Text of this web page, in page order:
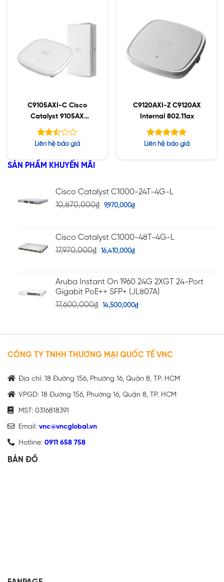
C9105AXI-C Cisco
Catalyst 9105AX
Series
Được
hạng
2.48
Liên hệ báo giá
C9120AXI-Z C9120AX
Internal 802.11ax
Được xếp
Liên hệ báo giá
SẢN PHẨM KHUYẾN MÃI
Cisco Catalyst C1000-24T-4G-L
10,870,000₫ 9,970,000₫
Cisco Catalyst C1000-48T-4G-L
17,970,000₫ 16,410,000₫
Aruba Instant On 1960 24G 2XGT 24-Port
Gigabit PoE++ SFP+ (JL807A)
17,600,000₫ 14,500,000₫
CÔNG TY TNHH THƯƠNG MẠI QUỐC TẾ VNC
Địa chỉ: 18 Đường 156, Phường 16, Quận 8, TP. HCM
VPGD: 18 Đường 156, Phường 16, Quận 8, TP. HCM
MST: 0316818391
Email: vnc@vncglobal.vn
Hotline: 0911 658 758
BẢN ĐỒ